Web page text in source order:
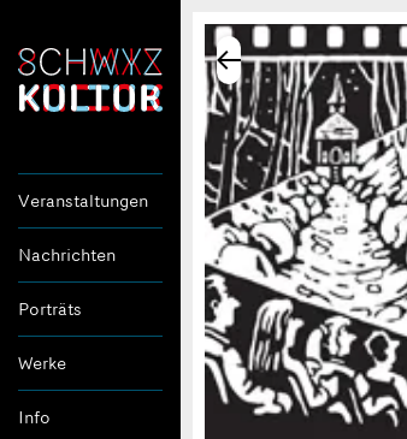
Veranstaltungen
Nachrichten
Porträts
Werke
Info